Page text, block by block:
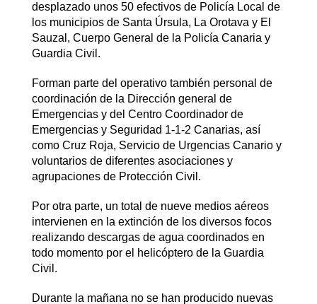
desplazado unos 50 efectivos de Policía Local de
los municipios de Santa Úrsula, La Orotava y El
Sauzal, Cuerpo General de la Policía Canaria y
Guardia Civil.
Forman parte del operativo también personal de
coordinación de la Dirección general de
Emergencias y del Centro Coordinador de
Emergencias y Seguridad 1-1-2 Canarias, así
como Cruz Roja, Servicio de Urgencias Canario y
voluntarios de diferentes asociaciones y
agrupaciones de Protección Civil.
Por otra parte, un total de nueve medios aéreos
intervienen en la extinción de los diversos focos
realizando descargas de agua coordinados en
todo momento por el helicóptero de la Guardia
Civil.
Durante la mañana no se han producido nuevas